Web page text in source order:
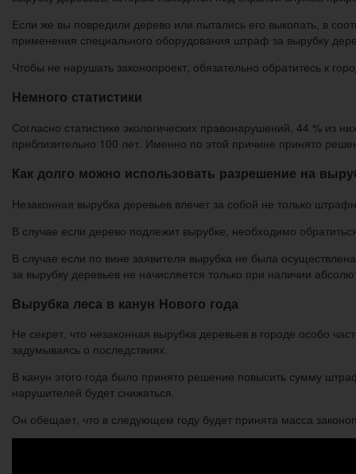
Если же вы повредили дерево или пытались его выкопать, в
применения специального оборудования штраф за вырубку
Чтобы не нарушать законопроект, обязательно обратитесь к
Немного статистики
Согласно статистике экологических правонарушений, 44 % из
приблизительно 100 лет. Именно по этой причине принято
Как долго можно использовать разрешение на
Незаконная вырубка деревьев влечет за собой не только
В случае если дерево подлежит вырубке, необходимо
В случае если по вине заявителя вырубка не была
за вырубку деревьев не начисляется только при наличии
Вырубка леса в канун Нового года
Не секрет, что незаконная вырубка деревьев в городе особо
задумываясь о последствиях.
В канун этого года было принято решение повысить сумму
нарушителей будет снижаться.
Он обещает, что в следующем году будет принята масса